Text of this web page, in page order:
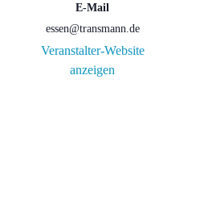
E-Mail
essen@transmann.de
Veranstalter-Website
anzeigen